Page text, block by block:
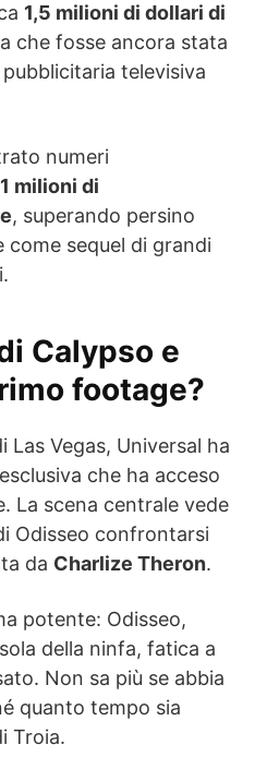
1,5 milioni di dollari di
che fosse ancora stata
televisiva
numeri
milioni di
, superando persino
sequel di grandi
Calypso e
footage?
Las Vegas, Universal ha
che ha acceso
La scena centrale vede
Odisseo confrontarsi
da Charlize Theron.
potente: Odisseo,
della ninfa, fatica a
Non sa più se abbia
quanto tempo sia
Troia.